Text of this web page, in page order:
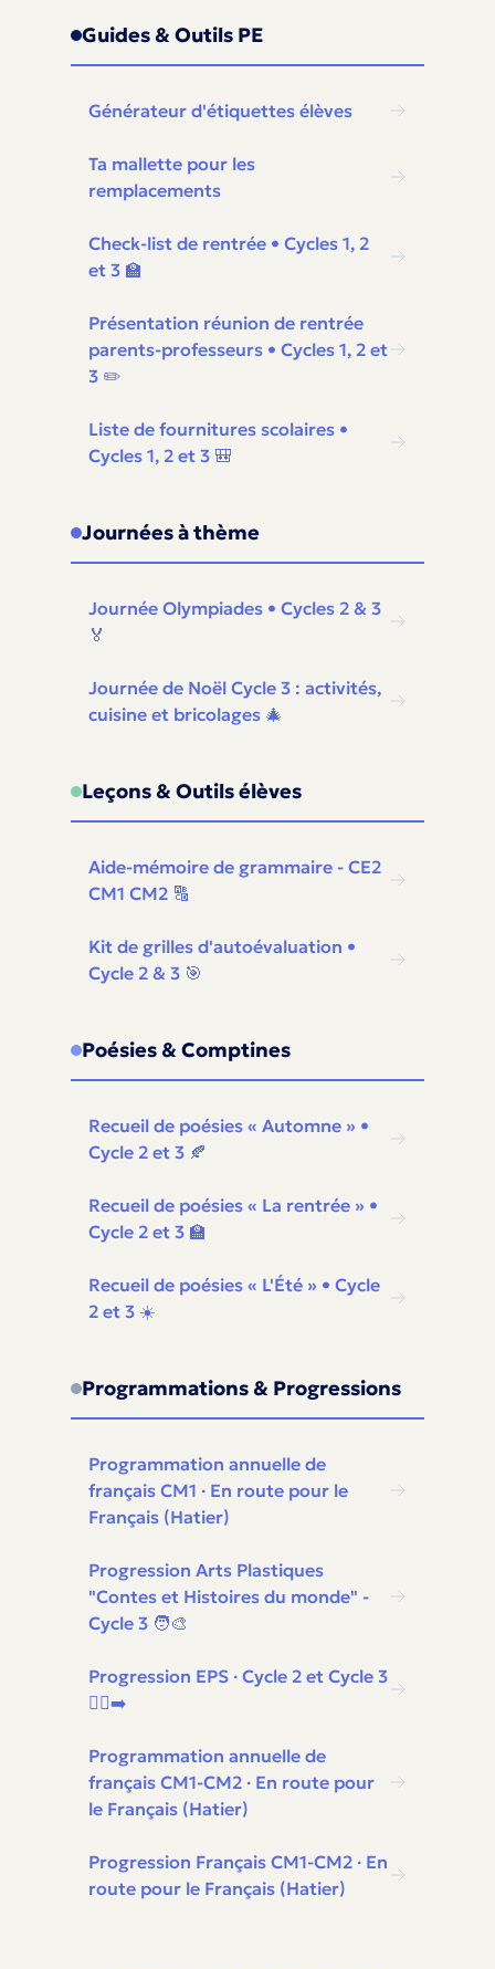
Guides & Outils PE
Générateur d'étiquettes élèves
Ta mallette pour les
remplacements
Check-list de rentrée • Cycles 1, 2
et 3 🏫
Présentation réunion de rentrée
parents-professeurs • Cycles 1, 2 et
3 ✏️
Liste de fournitures scolaires •
Cycles 1, 2 et 3 🎒
Journées à thème
Journée Olympiades • Cycles 2 & 3
🏅
Journée de Noël Cycle 3 : activités,
cuisine et bricolages 🎄
Leçons & Outils élèves
Aide-mémoire de grammaire - CE2
CM1 CM2 🔠
Kit de grilles d'autoévaluation •
Cycle 2 & 3 🎯
Poésies & Comptines
Recueil de poésies « Automne » •
Cycle 2 et 3 🍂
Recueil de poésies « La rentrée » •
Cycle 2 et 3 🏫
Recueil de poésies « L'Été » • Cycle
2 et 3 ☀️
Programmations & Progressions
Programmation annuelle de
français CM1 · En route pour le
Français (Hatier)
Progression Arts Plastiques
"Contes et Histoires du monde" -
Cycle 3 🧑‍🎨
Progression EPS · Cycle 2 et Cycle 3
🏃‍♂️‍➡️
Programmation annuelle de
français CM1-CM2 · En route pour
le Français (Hatier)
Progression Français CM1-CM2 · En
route pour le Français (Hatier)